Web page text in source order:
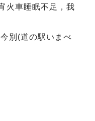
火車睡眠不足，我
別(道の駅いまべ